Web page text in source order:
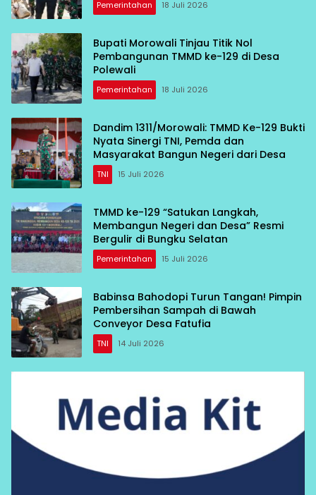
Pemerintahan 18 Juli 2026
Bupati Morowali Tinjau Titik Nol
Pembangunan TMMD ke-129 di Desa
Polewali
Pemerintahan 18 Juli 2026
Dandim 1311/Morowali: TMMD Ke-129 Bukti
Nyata Sinergi TNI, Pemda dan
Masyarakat Bangun Negeri dari Desa
TNI 15 Juli 2026
TMMD ke-129 “Satukan Langkah,
Membangun Negeri dan Desa” Resmi
Bergulir di Bungku Selatan
Pemerintahan 15 Juli 2026
Babinsa Bahodopi Turun Tangan! Pimpin
Pembersihan Sampah di Bawah
Conveyor Desa Fatufia
TNI 14 Juli 2026